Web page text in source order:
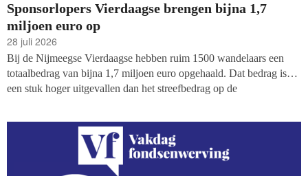
Sponsorlopers Vierdaagse brengen bijna 1,7
miljoen euro op
28 juli 2026
Bij de Nijmeegse Vierdaagse hebben ruim 1500 wandelaars een
totaalbedrag van bijna 1,7 miljoen euro opgehaald. Dat bedrag is
een stuk hoger uitgevallen dan het streefbedrag op de